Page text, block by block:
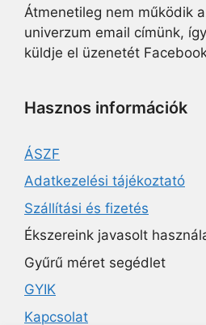
Átmenetileg nem működik
univerzum email címünk,
küldje el üzenetét
Hasznos információk
ÁSZF
Adatkezelési tájékoztató
Szállítási és fizetés
Ékszereink javasolt
Gyűrű méret segédlet
GYIK
Kapcsolat